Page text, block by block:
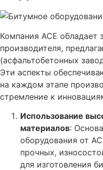
Компания ACE обладает
производителя,
(асфальтобетонных
Эти аспекты
на каждом этапе
стремление к
Использование
материалов:
оборудования от
прочных,
для изготовления